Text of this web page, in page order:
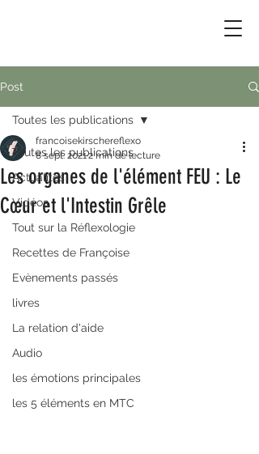
Post
Toutes les publications
Actualités
Vidéos
Tout sur la Réflexologie
Recettes de Françoise
Evènements passés
livres
La relation d'aide
Audio
les émotions principales
les 5 éléments en MTC
Toutes les publications
Les organes de l'élément FEU : Le
Cœur et l'Intestin Grêle
francoisekirschereflexo
8 sept. 20212 min de lecture